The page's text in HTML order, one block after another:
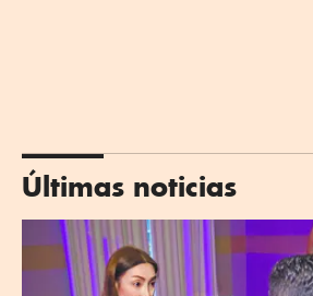
Últimas noticias